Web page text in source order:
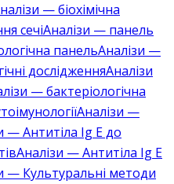
— біохімічна
сечіАналізи — панель
панельАналізи —
дослідженняАналізи
— бактеріологічна
Аналізи —
— Антитіла Ig E до
Аналізи — Антитіла Ig E
— Культуральні методи